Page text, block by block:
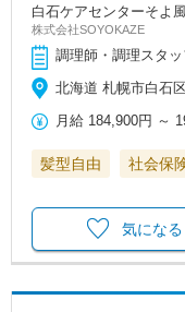
白石ケアセンターそよ
株式会社SOYOKAZE
調理師・調理スタ
北海道 札幌市白石
月給 184,900円 ～
髪型自由 社会保
気になる